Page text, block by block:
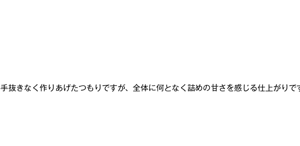
手抜きな く作りあげたつもりですが、全体に何となく詰めの甘さを感じる仕 上がりで